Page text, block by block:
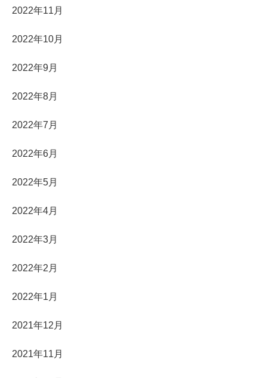
2022年11月
2022年10月
2022年9月
2022年8月
2022年7月
2022年6月
2022年5月
2022年4月
2022年3月
2022年2月
2022年1月
2021年12月
2021年11月